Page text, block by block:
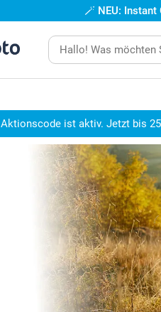
🪄 NEU:
Aktionscode ist aktiv. Jetzt bis